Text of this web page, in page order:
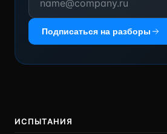
Подписаться на разборы
ИСПЫТАНИЯ